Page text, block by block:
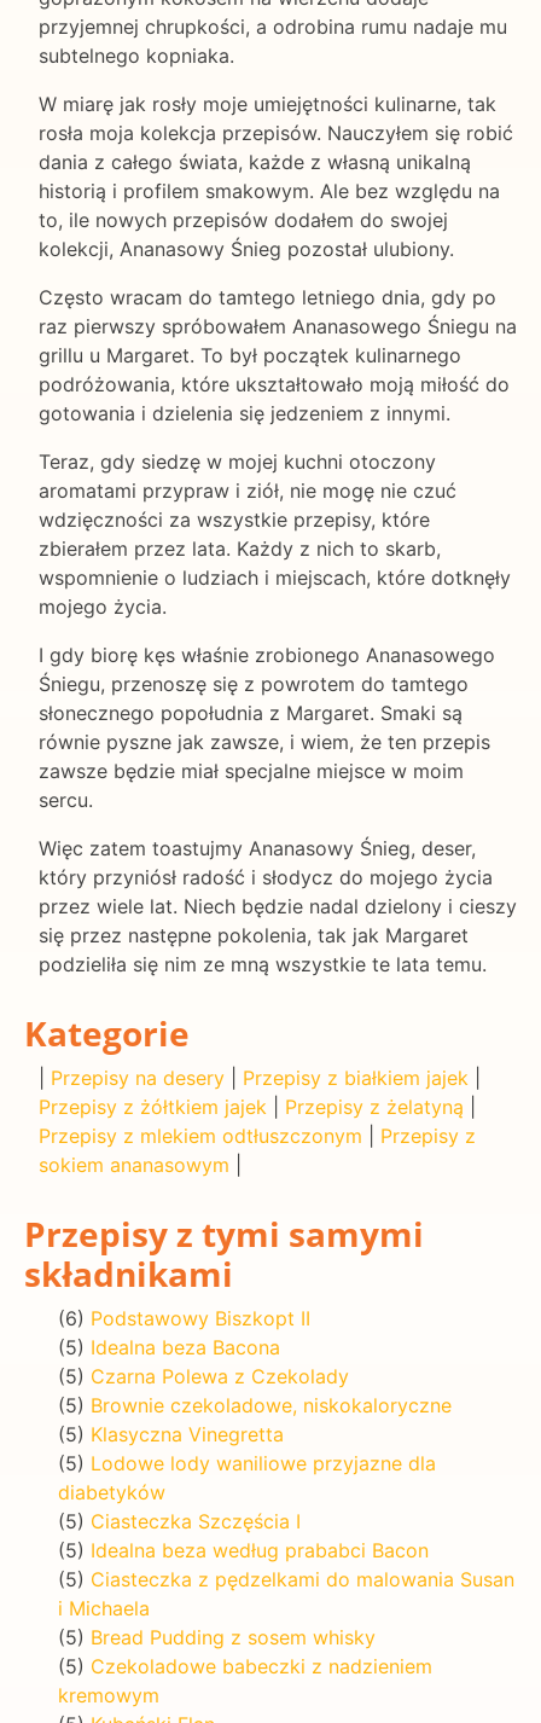
przyjemnej chrupkości, a odrobina rumu nadaje mu
subtelnego kopniaka.
W miarę jak rosły moje umiejętności kulinarne, tak
rosła moja kolekcja przepisów. Nauczyłem się robić
dania z całego świata, każde z własną unikalną
historią i profilem smakowym. Ale bez względu na
to, ile nowych przepisów dodałem do swojej
kolekcji, Ananasowy Śnieg pozostał ulubiony.
Często wracam do tamtego letniego dnia, gdy po
raz pierwszy spróbowałem Ananasowego Śniegu na
grillu u Margaret. To był początek kulinarnego
podróżowania, które ukształtowało moją miłość do
gotowania i dzielenia się jedzeniem z innymi.
Teraz, gdy siedzę w mojej kuchni otoczony
aromatami przypraw i ziół, nie mogę nie czuć
wdzięczności za wszystkie przepisy, które
zbierałem przez lata. Każdy z nich to skarb,
wspomnienie o ludziach i miejscach, które dotknęły
mojego życia.
I gdy biorę kęs właśnie zrobionego Ananasowego
Śniegu, przenoszę się z powrotem do tamtego
słonecznego popołudnia z Margaret. Smaki są
równie pyszne jak zawsze, i wiem, że ten przepis
zawsze będzie miał specjalne miejsce w moim
sercu.
Więc zatem toastujmy Ananasowy Śnieg, deser,
który przyniósł radość i słodycz do mojego życia
przez wiele lat. Niech będzie nadal dzielony i cieszy
się przez następne pokolenia, tak jak Margaret
podzieliła się nim ze mną wszystkie te lata temu.
Kategorie
Przepisy na desery Przepisy z białkiem jajek
Przepisy z żółtkiem jajek
Przepisy z żelatyną
Przepisy z mlekiem odtłuszczonym
Przepisy z
sokiem ananasowym
Przepisy z tymi samymi
składnikami
(6) Podstawowy Biszkopt II
(5) Idealna beza Bacona
(5) Czarna Polewa z Czekolady
(5) Brownie czekoladowe, niskokaloryczne
(5) Klasyczna Vinegretta
(5) Lodowe lody waniliowe przyjazne dla
diabetyków
(5) Ciasteczka Szczęścia I
(5) Idealna beza według prababci Bacon
(5) Ciasteczka z pędzelkami do malowania Susan
i Michaela
(5) Bread Pudding z sosem whisky
(5) Czekoladowe babeczki z nadzieniem
kremowym